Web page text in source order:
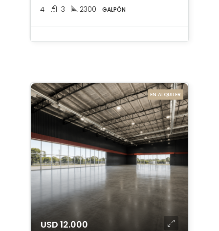
4 3 2300 GALPÓN
EN ALQUILER
USD 12.000